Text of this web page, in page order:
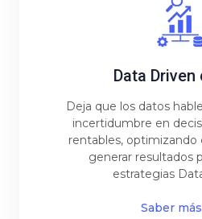
Data
Deja que los datos
incertidumbre en
rentables, optimizando
generar resultados
estrategias
Saber más